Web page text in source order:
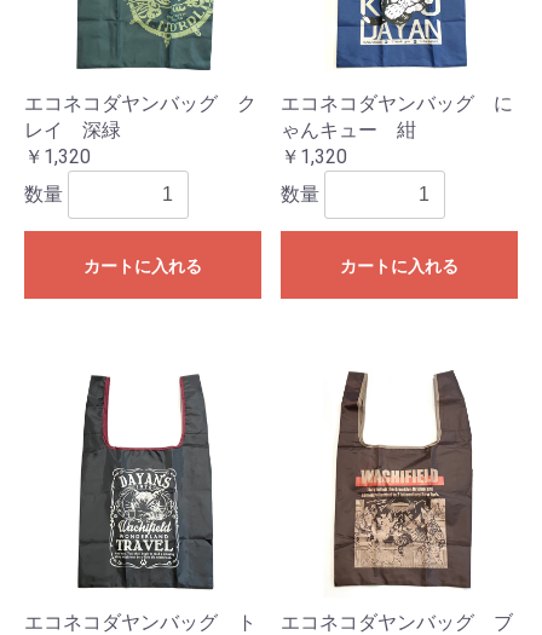
エコネコダヤンバッグ ク
レイ 深緑
￥1,320
数量
カートに入れる
エコネコダヤンバッグ に
ゃんキュー 紺
￥1,320
数量
カートに入れる
エコネコダヤンバッグ ト
エコネコダヤンバッグ ブ